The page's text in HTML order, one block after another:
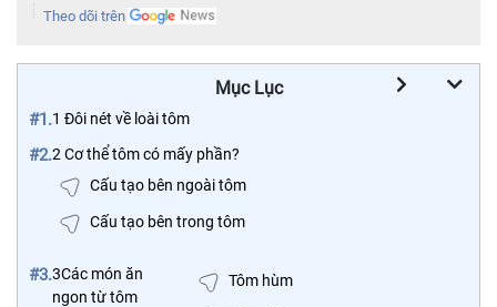
Theo dõi trên
Mục Lục
#1.1 Đôi nét về loài tôm
#2.2 Cơ thể tôm có mấy phần?
Cấu tạo bên ngoài tôm
Cấu tạo bên trong tôm
#3.3Các món ăn
ngon từ tôm
Tôm hùm